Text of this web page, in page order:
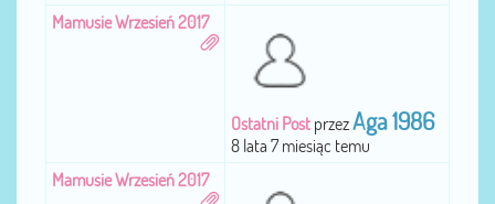
Mamusie Wrzesień 2017
Ostatni Post przezAga 1986
8 lata 7 miesiąc temu
Mamusie Wrzesień 2017